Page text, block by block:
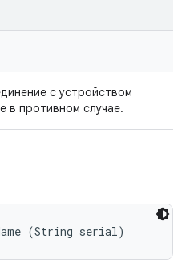
с устройством
в противном случае.
(String serial)